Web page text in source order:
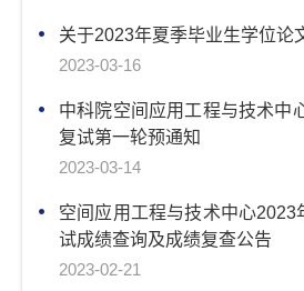
关于2023年夏季毕业生学位论
2023-03-16
中科院空间应用工程与技术中
复试第一轮预通知
2023-03-14
空间应用工程与技术中心2023
试成绩查询及成绩复查公告
2023-02-21